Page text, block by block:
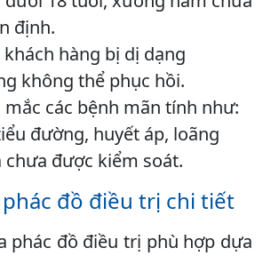
định.
hàng bị dị dạng
không thể phục hồi.
mắc các bệnh mãn tính như:
đường, huyết áp, loãng
được kiểm soát.
phác đồ điều trị chi tiết
phác đồ điều trị phù hợp dựa